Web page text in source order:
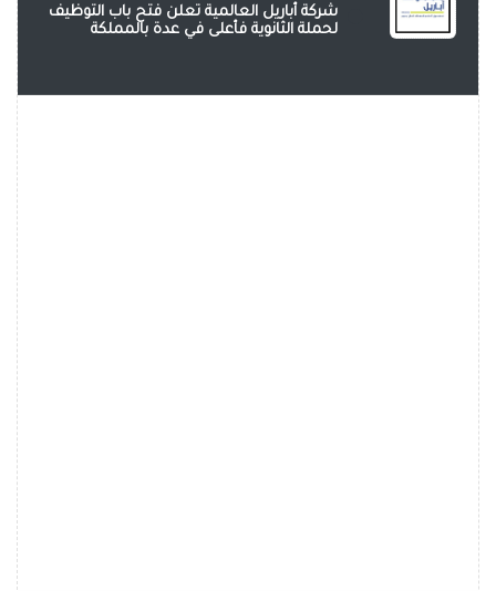
شركة أباريل العالمية تعلن فتح باب التوظيف
لحملة الثانوية فأعلى في عدة بالمملكة